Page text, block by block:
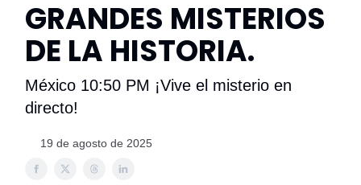
GRANDES MISTERIOS
DE LA HISTORIA.
México 10:50 PM ¡Vive el misterio en
directo!
19 de agosto de 2025